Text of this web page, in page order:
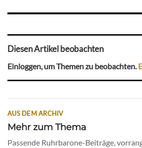
Diesen Artikel beobachten
Einloggen, um Themen zu beobachten.
AUS DEM ARCHIV
Mehr zum Thema
Passende Ruhrbarone-Beiträge,